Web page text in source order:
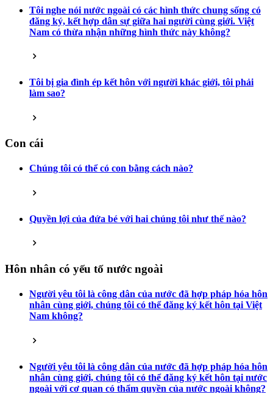
Tôi nghe nói nước ngoài có các hình thức chung sống có
đăng ký, kết hợp dân sự giữa hai người cùng giới. Việt
Nam có thừa nhận những hình thức này không?
Tôi bị gia đình ép kết hôn với người khác giới, tôi phải
làm sao?
Con cái
Chúng tôi có thể có con bằng cách nào?
Quyền lợi của đứa bé với hai chúng tôi như thế nào?
Hôn nhân có yếu tố nước ngoài
Người yêu tôi là công dân của nước đã hợp pháp hóa hôn
nhân cùng giới, chúng tôi có thể đăng ký kết hôn tại Việt
Nam không?
Người yêu tôi là công dân của nước đã hợp pháp hóa hôn
nhân cùng giới, chúng tôi có thể đăng ký kết hôn tại nước
ngoài với cơ quan có thẩm quyền của nước ngoài không?